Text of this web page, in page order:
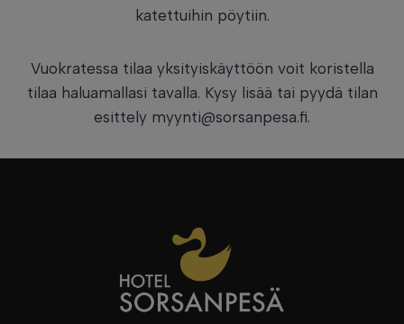
katettuihin pöytiin.
Vuokratessa tilaa yksityiskäyttöön voit koristella
tilaa haluamallasi tavalla. Kysy lisää tai pyydä tilan
esittely myynti@sorsanpesa.fi.